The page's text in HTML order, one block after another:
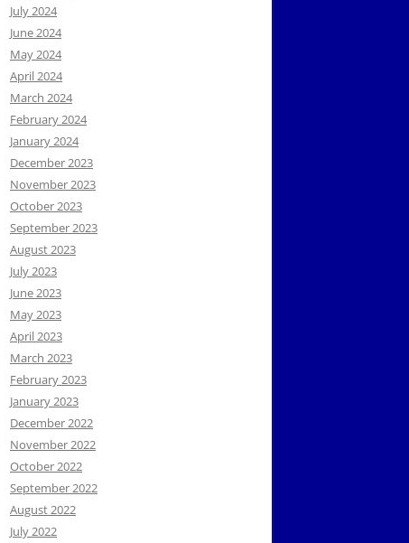
July 2024
June 2024
May 2024
April 2024
March 2024
February 2024
January 2024
December 2023
November 2023
October 2023
September 2023
August 2023
July 2023
June 2023
May 2023
April 2023
March 2023
February 2023
January 2023
December 2022
November 2022
October 2022
September 2022
August 2022
July 2022